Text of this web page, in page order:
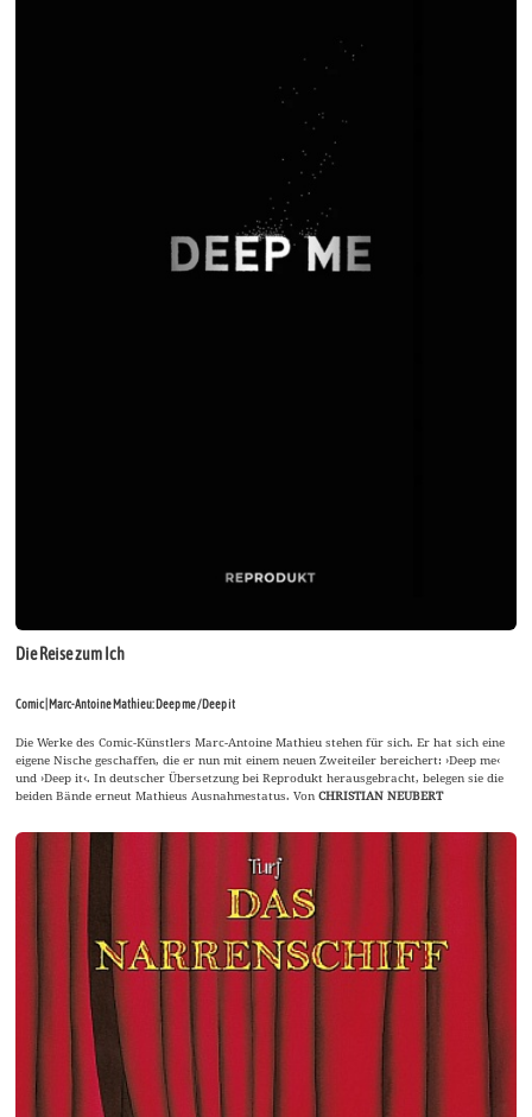
Die Reise zum Ich
Comic | Marc-Antoine Mathieu: Deep me / Deep it
Die Werke des Comic-Künstlers Marc-Antoine Mathieu stehen für sich. Er hat sich eine
eigene Nische geschaffen, die er nun mit einem neuen Zweiteiler bereichert: ›Deep me‹
und ›Deep it‹. In deutscher Übersetzung bei Reprodukt herausgebracht, belegen sie die
beiden Bände erneut Mathieus Ausnahmestatus. VonCHRISTIAN NEUBERT